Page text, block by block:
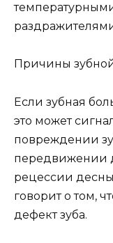
Причины
Если зубная
это может
повреждении
передвижении
рецессии
говорит о том,
дефект зуба.